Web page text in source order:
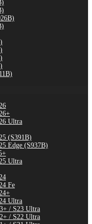
Ultra
(S391B)
Edge (S937B)
Ultra
Fe
Ultra
/ S23 Ultra
/ S22 Ultra